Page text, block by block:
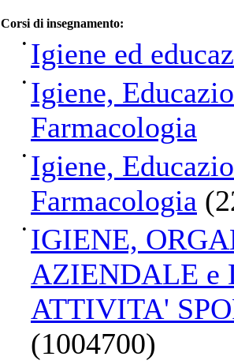
Corsi di insegnamento:
• Igiene ed
• Igiene,
Farmacologia
• Igiene,
Farmacologia
• IGIENE,
AZIENDALE e
ATTIVITA'
(1004700)